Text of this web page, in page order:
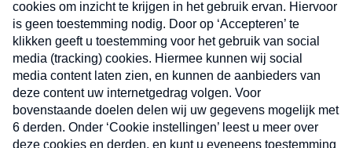
Nieuwsbrief